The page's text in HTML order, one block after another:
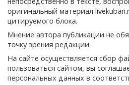
оригинальный материал
цитируемого блока.
Мнение автора публикации не
точку зрения редакции.
На сайте осуществляется сбор
пользоваться сайтом, вы
персональных данных в